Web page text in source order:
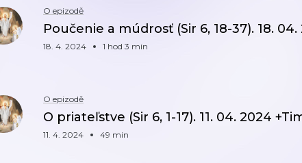
O epizodě
Poučenie a múdrosť (Sir 6, 18-37). 18.
18. 4. 2024 1 hod 3 min
O epizodě
O priateľstve (Sir 6, 1-17). 11. 04. 2024
11. 4. 2024 49 min